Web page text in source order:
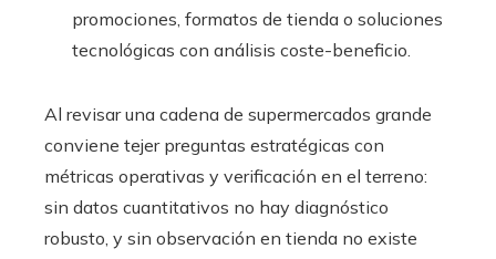
promociones, formatos de tienda o soluciones
tecnológicas con análisis coste-beneficio.
Al revisar una cadena de supermercados grande
conviene tejer preguntas estratégicas con
métricas operativas y verificación en el terreno:
sin datos cuantitativos no hay diagnóstico
robusto, y sin observación en tienda no existe